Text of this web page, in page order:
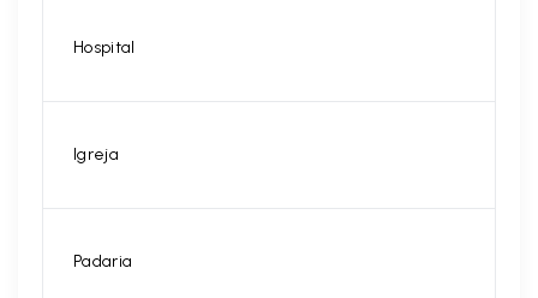
Hospital
Igreja
Padaria